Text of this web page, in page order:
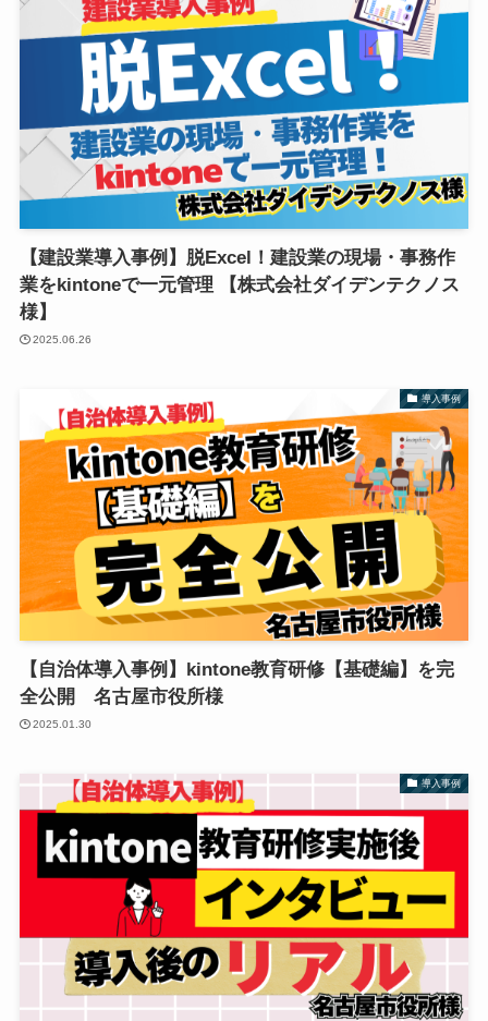
【建設業導入事例】脱Excel！建設業の現場・事務作
業をkintoneで一元管理 【株式会社ダイデンテクノス
様】
2025.06.26
導入事例
【自治体導入事例】kintone教育研修【基礎編】を完
全公開 名古屋市役所様
2025.01.30
導入事例